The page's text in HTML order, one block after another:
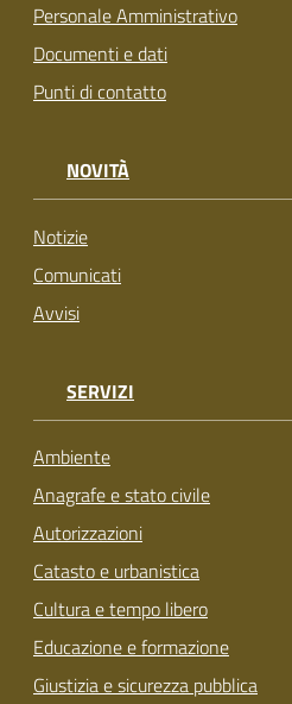
Personale Amministrativo
Documenti e dati
Punti di contatto
NOVITÀ
Notizie
Comunicati
Avvisi
SERVIZI
Ambiente
Anagrafe e stato civile
Autorizzazioni
Catasto e urbanistica
Cultura e tempo libero
Educazione e formazione
Giustizia e sicurezza pubblica